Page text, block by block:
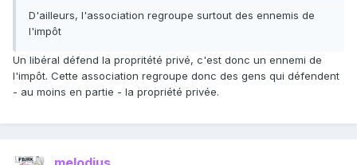
D'ailleurs, l'association regroupe surtout des ennemis de
l'impôt
Un libéral défend la propritété privé, c'est donc un ennemi de
l'impôt. Cette association regroupe donc des gens qui défendent
- au moins en partie - la propriété privée.